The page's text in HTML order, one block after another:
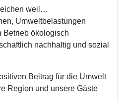
weil…
Umweltbelastungen
Betrieb ökologisch
nachhaltig und sozial
Beitrag für die Umwelt
Region und unsere Gäste